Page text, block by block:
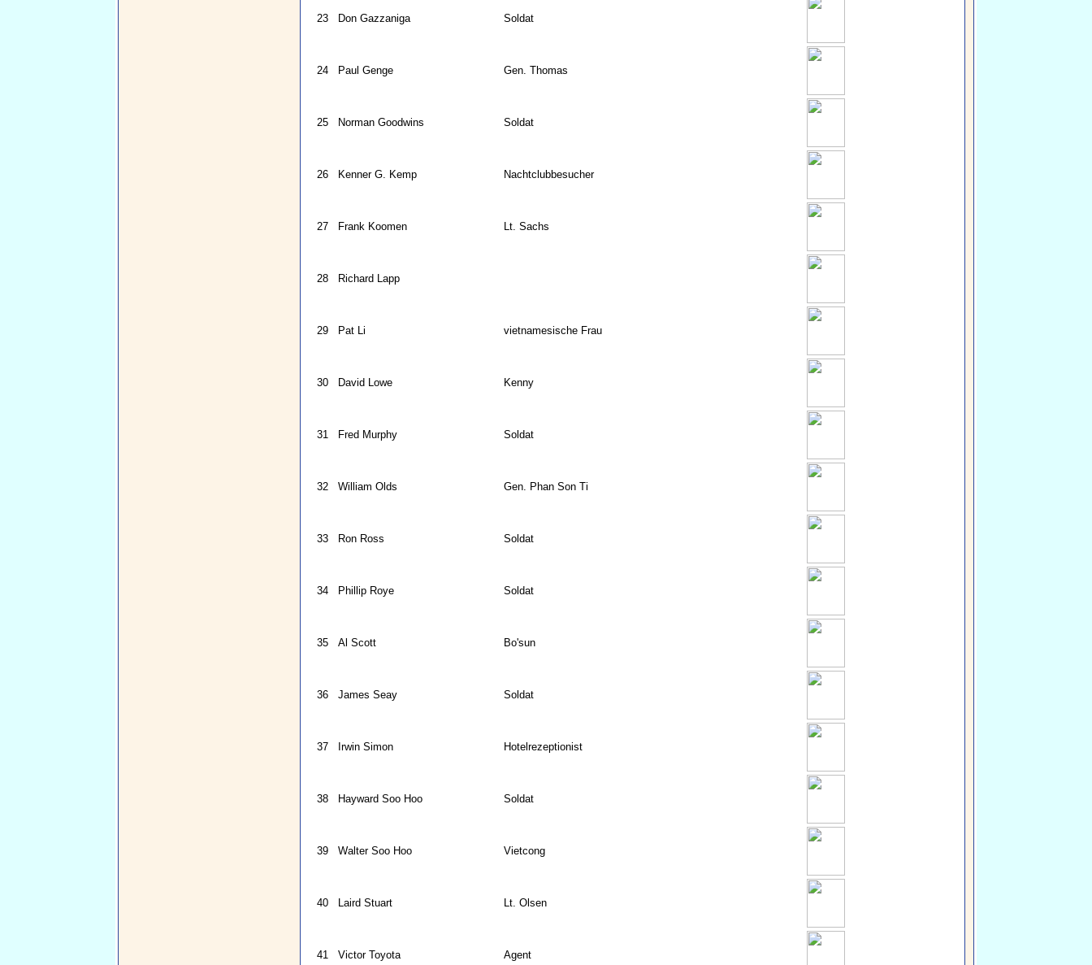
23 Don Gazzaniga Soldat
24 Paul Genge Gen. Thomas
25 Norman Goodwins Soldat
26 Kenner G. Kemp Nachtclubbesucher
27 Frank Koomen Lt. Sachs
28 Richard Lapp
29 Pat Li vietnamesische Frau
30 David Lowe Kenny
31 Fred Murphy Soldat
32 William Olds Gen. Phan Son Ti
33 Ron Ross Soldat
34 Phillip Roye Soldat
35 Al Scott Bo'sun
36 James Seay Soldat
37 Irwin Simon Hotelrezeptionist
38 Hayward Soo Hoo Soldat
39 Walter Soo Hoo Vietcong
40 Laird Stuart Lt. Olsen
41 Victor Toyota Agent